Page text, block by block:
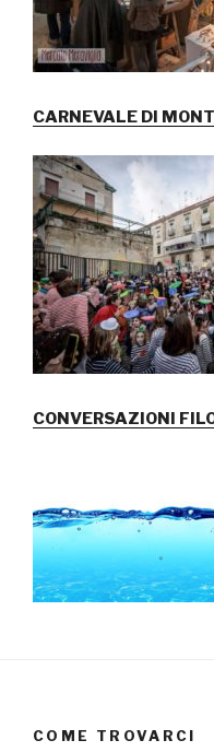
CARNEVALE DI
CONVERSAZIONI
COME TROVARCI